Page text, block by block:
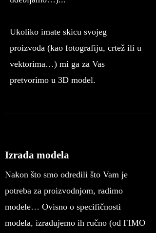
Ukoliko imate skicu svojeg
proizvoda (kao fotografiju, crtež ili u
vektorima…) mi ga za Vas
pretvorimo u 3D model.
Izrada modela
Nakon što smo odredili što Vam je
potreba za proizvodnjom, radimo
modele… Ovisno o specifičnosti
modela, izrađujemo ih ručno (od FIMO